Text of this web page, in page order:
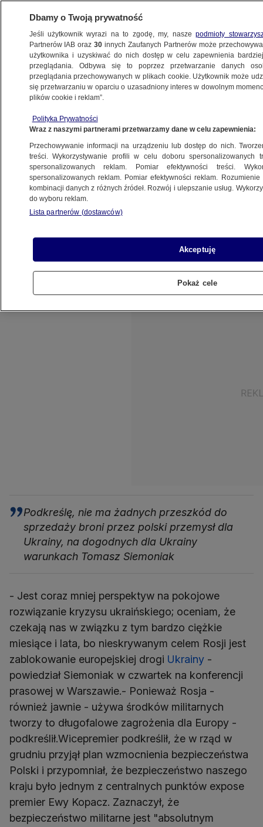
ŚWIAT
sprzedawać broń Ukrainie
29.01.2015, 12:48Aktualizacja: 29.01.2015, 12:52
Udostępnij
Jest coraz mniej perspektyw na pokojowe
Nieskrywanym celem Rosji jest zablokowanie
europejskiej drogi Ukrainy - ocenił. Dodał też, że
"nie ma żadnych przeszkód" do sprzedaży
przez polski przemysł broni dla Ukrainy.
Podkreślę, nie ma żadnych przeszkód do
sprzedaży broni przez polski przemysł dla
Ukrainy, na dogodnych dla Ukrainy
warunkach Tomasz Siemoniak
- Jest coraz mniej perspektyw na pokojowe
rozwiązanie kryzysu ukraińskiego; oceniam, że
czekają nas w związku z tym bardzo ciężkie
miesiące i lata, bo nieskrywanym celem Rosji jest
zablokowanie europejskiej drogi Ukrainy -
powiedział Siemoniak w czwartek na konferencji
prasowej w Warszawie.- Ponieważ Rosja -
również jawnie - używa środków militarnych
tworzy to długofalowe zagrożenia dla Europy -
podkreślił.Wicepremier podkreślił, że w rząd w
grudniu przyjął plan wzmocnienia bezpieczeństwa
Polski i przypomniał, że bezpieczeństwo naszego
kraju było jednym z centralnych punktów expose
premier Ewy Kopacz. Zaznaczył, że
bezpieczeństwo militarne jest "absolutnym
Dbamy o Twoją prywatność
Jeśli użytkownik wyrazi na to zgodę, my, naszepodmioty
Partnerów IAB oraz30 innych Zaufanych Partnerów może
użytkownika i uzyskiwać do nich dostęp w celu zapewnienia
przeglądania. Odbywa się to poprzez przetwarzanie danych
przeglądania przechowywanych w plikach cookie. Użytkownik może
się przetwarzaniu w oparciu o uzasadniony interes w dowolnym
plików cookie i reklam”.
Polityka Prywatności
Wraz z naszymi partnerami przetwarzamy dane w celu zapewnienia:
Przechowywanie informacji na urządzeniu lub dostęp do nich.
treści. Wykorzystywanie profili w celu doboru spersonalizowanych
spersonalizowanych reklam. Pomiar efektywności treści.
spersonalizowanych reklam. Pomiar efektywności reklam.
kombinacji danych z różnych źródeł. Rozwój i ulepszanie usług.
do wyboru reklam.
Lista partnerów (dostawców)
Akceptuję
Pokaż cele